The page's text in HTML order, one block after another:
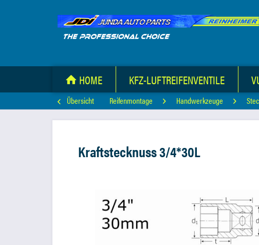
HOME KFZ-LUFTREIFENVENTILE
Übersicht Reifenmontage Handwerkzeuge
Kraftstecknuss 3/4*30L